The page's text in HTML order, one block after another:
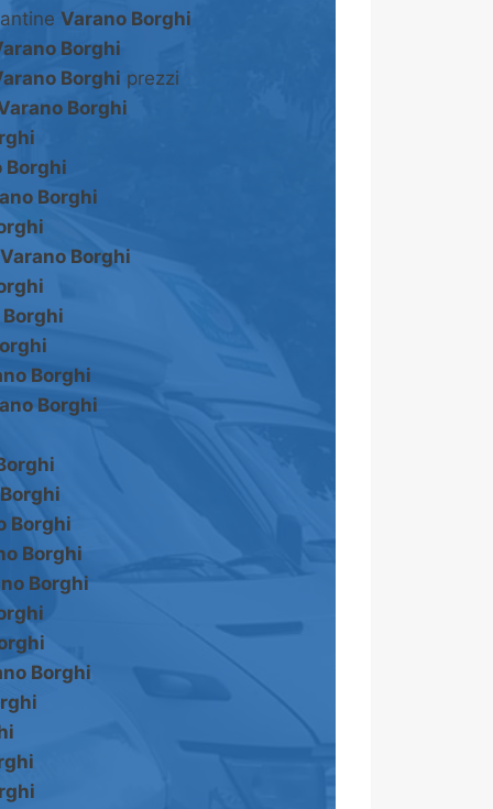
Varano Borghi
Borghi
Borghi prezzi
Borghi
Borghi
Borghi
Varano Borghi
Borghi
Borghi
Borghi
Borghi
Borghi
Borghi